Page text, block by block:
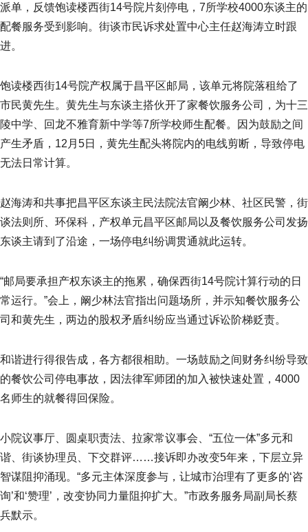
派单，反馈饱读楼西街14号院片刻停电，7所学校4000东谈主的
配餐服务受到影响。街谈市民诉求处置中心主任赵海涛立时跟
进。
饱读楼西街14号院产权属于昌平区邮局，该单元将院落租给了
市民黄先生。黄先生与东谈主搭伙开了家餐饮服务公司，为十三
陵中学、回龙不雅育新中学等7所学校师生配餐。因为鼓励之间
产生矛盾，12月5日，黄先生配头将院内的电线剪断，导致停电
无法日常计算。
赵海涛和共事把昌平区东谈主民法院法官阚少林、社区民警，街
谈法则所、环保科，产权单元昌平区邮局以及餐饮服务公司发扬
东谈主请到了沿途，一场停电纠纷调贯通就此运转。
“邮局要承担产权东谈主的拖累，确保西街14号院计算行动的日
常运行。”会上，阚少林法官指出问题场所，并示知餐饮服务公
司和黄先生，两边的股权矛盾纠纷应当通过诉讼阶梯贬责。
和谐进行得很告成，各方都很相助。一场鼓励之间财务纠纷导致
的餐饮公司停电事故，因法律军师团的加入被快速处置，4000
名师生的就餐得回保险。
小院议事厅、圆桌职责法、拉家常议事会、“五位一体”多元和
谐、街谈协理员、下交群评……接诉即办改变5年来，下层立异
智谋阻抑涌现。“多元主体深度参与，让城市治理有了更多的‘咨
询’和‘赞理’，改变协同力量阻抑扩大。”市政务服务局副局长蔡
兵默示。